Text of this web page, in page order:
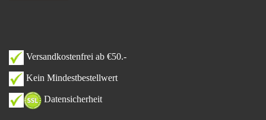
Versandkostenfrei ab €50.-
Kein Mindestbestellwert
Datensicherheit